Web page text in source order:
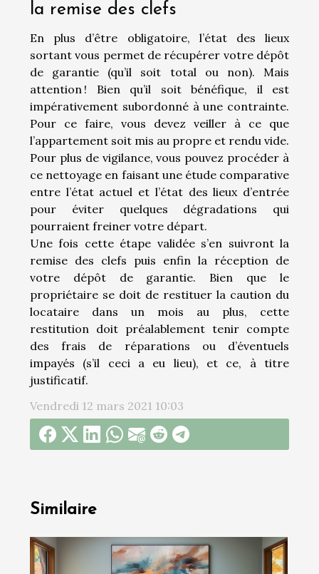
la remise des clefs
En plus d’être obligatoire, l’état des lieux
sortant vous permet de récupérer votre dépôt
de garantie (qu’il soit total ou non). Mais
attention ! Bien qu’il soit bénéfique, il est
impérativement subordonné à une contrainte.
Pour ce faire, vous devez veiller à ce que
l’appartement soit mis au propre et rendu vide.
Pour plus de vigilance, vous pouvez procéder à
ce nettoyage en faisant une étude comparative
entre l’état actuel et l’état des lieux d’entrée
pour éviter quelques dégradations qui
pourraient freiner votre départ.
Une fois cette étape validée s’en suivront la
remise des clefs puis enfin la réception de
votre dépôt de garantie. Bien que le
propriétaire se doit de restituer la caution du
locataire dans un mois au plus, cette
restitution doit préalablement tenir compte
des frais de réparations ou d’éventuels
impayés (s’il ceci a eu lieu), et ce, à titre
justificatif.
Vendredi 12 mars 2021 10:03
Similaire